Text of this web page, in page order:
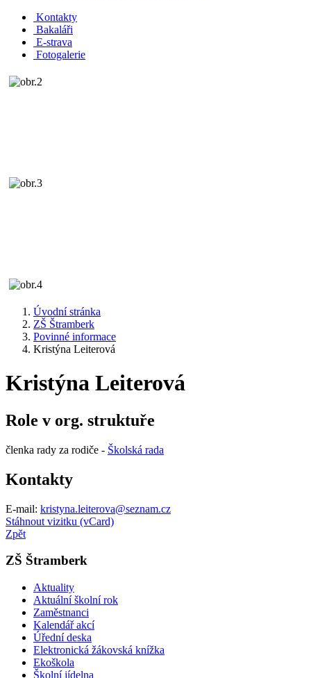
Kontakty
Bakaláři
E-strava
Fotogalerie
Úvodní stránka
ZŠ Štramberk
Povinné informace
Kristýna Leiterová
Kristýna Leiterová
Role v org. struktuře
členka rady za rodiče - Školská rada
Kontakty
E-mail: kristyna.leiterova@seznam.cz
Stáhnout vizitku (vCard)
Zpět
ZŠ Štramberk
Aktuality
Aktuální školní rok
Zaměstnanci
Kalendář akcí
Úřední deska
Elektronická žákovská knížka
Ekoškola
Školní jídelna